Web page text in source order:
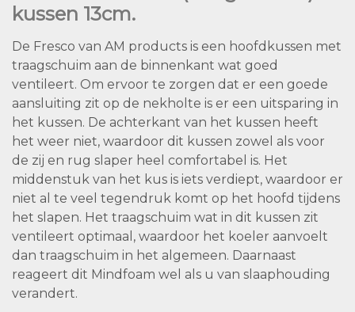
kussen 13cm.
De Fresco van AM products is een hoofdkussen met
traagschuim aan de binnenkant wat goed
ventileert. Om ervoor te zorgen dat er een goede
aansluiting zit op de nekholte is er een uitsparing in
het kussen. De achterkant van het kussen heeft
het weer niet, waardoor dit kussen zowel als voor
de zij en rug slaper heel comfortabel is. Het
middenstuk van het kus is iets verdiept, waardoor er
niet al te veel tegendruk komt op het hoofd tijdens
het slapen. Het traagschuim wat in dit kussen zit
ventileert optimaal, waardoor het koeler aanvoelt
dan traagschuim in het algemeen. Daarnaast
reageert dit Mindfoam wel als u van slaaphouding
verandert.